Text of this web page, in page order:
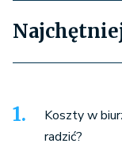
Koszty w
radzić?